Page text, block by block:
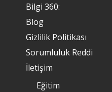
Bilgi 360:
Blog
Gizlilik Politikası
Sorumluluk Reddi
İletişim
Eğitim